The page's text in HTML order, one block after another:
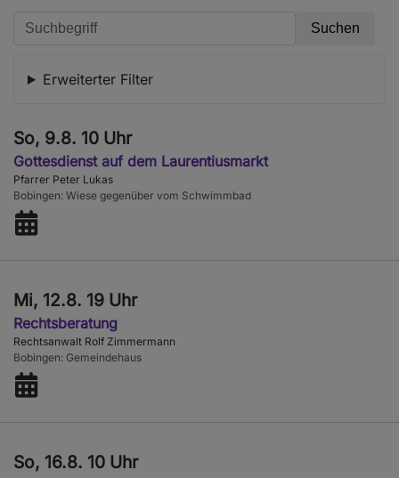
Erweiterter Filter
So, 9.8. 10 Uhr
Gottesdienst auf dem Laurentiusmarkt
Pfarrer Peter Lukas
Bobingen Wiese gegenüber vom Schwimmbad
Mi, 12.8. 19 Uhr
Rechtsberatung
Rechtsanwalt Rolf Zimmermann
Bobingen Gemeindehaus
So, 16.8. 10 Uhr